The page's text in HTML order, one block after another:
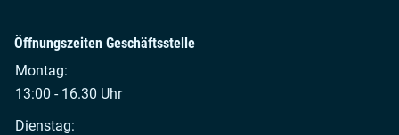
Öffnungszeiten Geschäftsstelle
Montag:
13:00 - 16.30 Uhr
Dienstag: